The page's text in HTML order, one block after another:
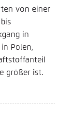
von einer
in
Polen,
größer ist.